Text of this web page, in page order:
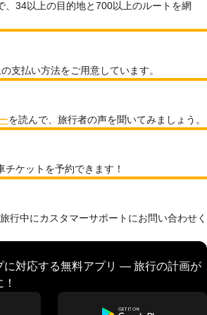
、34以上の目的地と700以上のルートを網
支払い方法をご用意しています。
を読んで、旅行者の声を聞いてみましょう。
ケットを予約できます！
行中にカスタマーサポートにお問い合わせく
に対応する無料アプリ — 旅行の計画が